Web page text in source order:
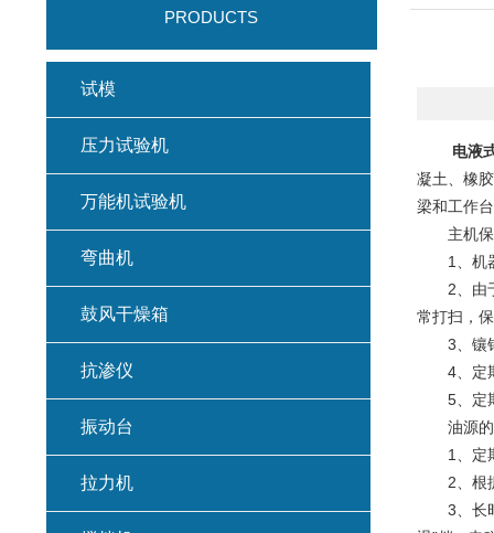
电液
凝土、橡
梁和工作
主机保
1、机器
2、由于
常打扫，
3、镶钢
4、定期
5、定期
油源的
1、定期
2、根据
3、长时
PRODUCTS
试模
压力试验机
万能机试验机
弯曲机
鼓风干燥箱
抗渗仪
振动台
拉力机